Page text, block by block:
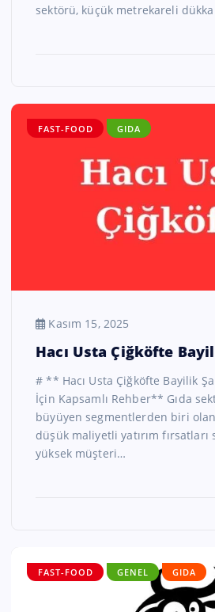
sektörü, küçük metrekareli
FAST-FOOD GIDA
Kasım 15, 2025
Hacı Usta Çiğköfte
# ** Hacı Usta Çiğköfte Bayilik
İçin Kapsamlı Rehber** Gıda
büyüyen segmentlerden biri
düşük maliyetli yatırım fırsatları
yüksek müşteri…
FAST-FOOD GENEL GIDA